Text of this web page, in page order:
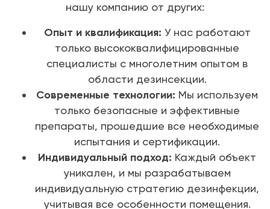
нашу компанию от других:
Опыт и квалификация: У нас работают
только высококвалифицированные
специалисты с многолетним опытом в
области дезинсекции.
Современные технологии: Мы используем
только безопасные и эффективные
препараты, прошедшие все необходимые
испытания и сертификации.
Индивидуальный подход: Каждый объект
уникален, и мы разрабатываем
индивидуальную стратегию дезинфекции,
учитывая все особенности помещения.